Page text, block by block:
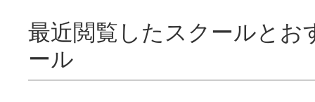
最近閲覧したスクールとお
ール